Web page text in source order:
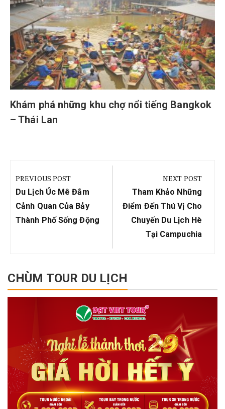
Khám phá những khu chợ nổi tiếng Bangkok
– Thái Lan
hướng
bài
viết
PREVIOUS POST
Previous
Post:
Du Lịch Úc Mê Đắm
Cảnh Quan Của Bảy
Thành Phố Sống Động
NEXT POST
Next
Post:
Tham Khảo Những
Điểm Đến Thú Vị Cho
Chuyến Du Lịch Hè
Tại Campuchia
CHÙM TOUR DU LỊCH